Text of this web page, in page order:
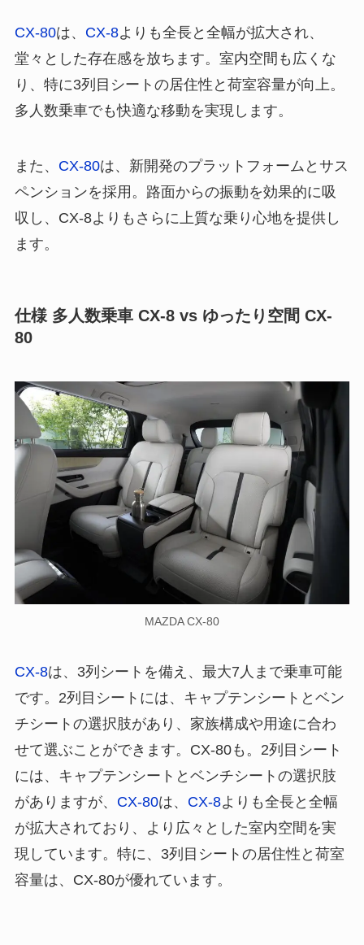
CX-80は、 CX-8よりも全長と全幅が拡大され、
堂々とした存在感を放ちます。室内空間も広くな
り、特に3列目シートの居住性と荷室容量が向上。
多人数乗車でも快適な移動を実現します。
また、 CX-80は、新開発のプラットフォームとサス
ペンションを採用。路面からの振動を効果的に吸
収し、CX-8よりもさらに上質な乗り心地を提供し
ます。
仕様 多人数乗車 CX-8 vs ゆったり空間 CX-
80
MAZDA CX-80
CX-8は、3列シートを備え、最大7人まで乗車可能
です。2列目シートには、キャプテンシートとベン
チシートの選択肢があり、家族構成や用途に合わ
せて選ぶことができます。CX-80も。2列目シート
には、キャプテンシートとベンチシートの選択肢
がありますが、 CX-80は、 CX-8よりも全長と全幅
が拡大されており、より広々とした室内空間を実
現しています。特に、3列目シートの居住性と荷室
容量は、CX-80が優れています。